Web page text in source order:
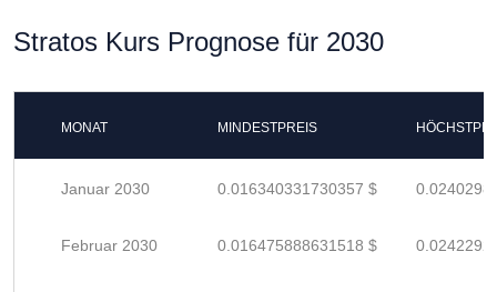
Stratos Kurs Prognose für 2030
MONAT MINDESTPREIS
Januar 2030 0.016340331730357 $
Februar 2030 0.016475888631518 $